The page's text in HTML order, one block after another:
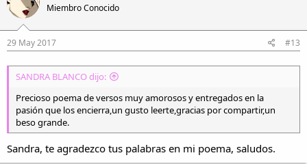
Miembro Conocido
29 May 2017 #13
SANDRA BLANCO dijo:
Precioso poema de versos muy amorosos y entregados en la
pasión que los encierra,un gusto leerte,gracias por compartir,un
beso grande.
Sandra, te agradezco tus palabras en mi poema, saludos.